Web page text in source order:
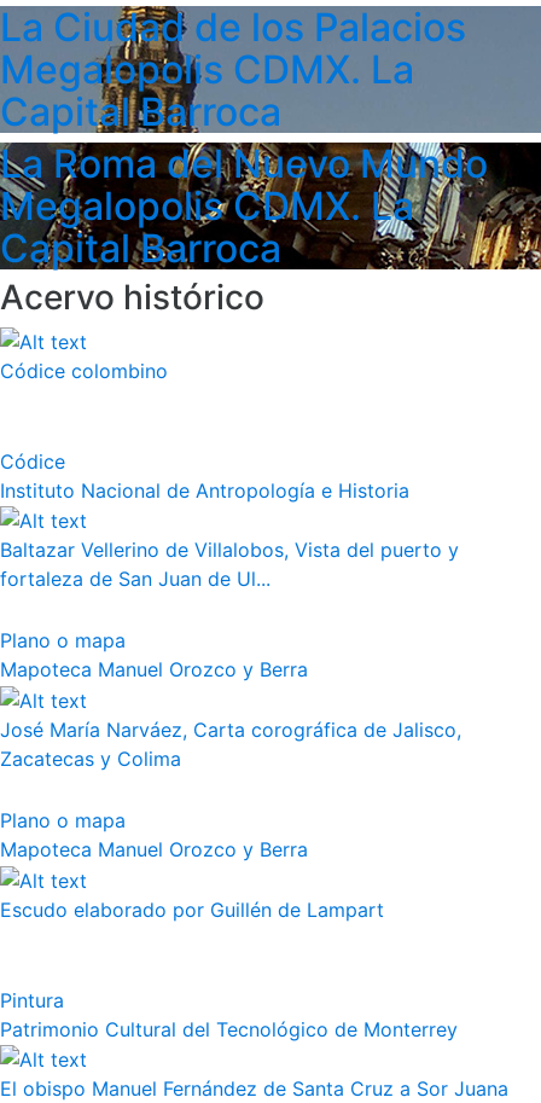
La Ciudad de los Palacios
Megalopolis CDMX. La
Capital Barroca
La Roma del Nuevo Mundo
Megalopolis CDMX. La
Capital Barroca
Acervo histórico
Códice colombino
Códice
Instituto Nacional de Antropología e Historia
Baltazar Vellerino de Villalobos, Vista del puerto y
fortaleza de San Juan de Ul...
Plano o mapa
Mapoteca Manuel Orozco y Berra
José María Narváez, Carta corográfica de Jalisco,
Zacatecas y Colima
Plano o mapa
Mapoteca Manuel Orozco y Berra
Escudo elaborado por Guillén de Lampart
Pintura
Patrimonio Cultural del Tecnológico de Monterrey
El obispo Manuel Fernández de Santa Cruz a Sor Juana